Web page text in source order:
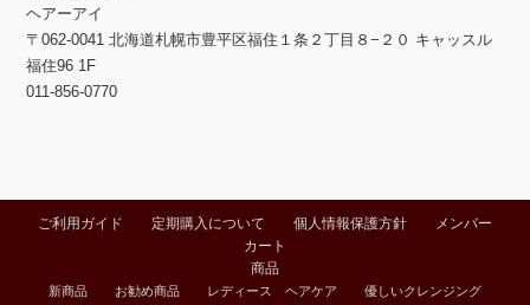
ヘアーアイ
〒062-0041 北海道札幌市豊平区福住１条２丁目８−２０ キャッスル
福住96 1F
011-856-0770
ご利用ガイド 定期購入について 個人情報保護方針
メンバー
カート
商品
新商品 お勧め商品 レディース ヘアケア 優しいクレンジング